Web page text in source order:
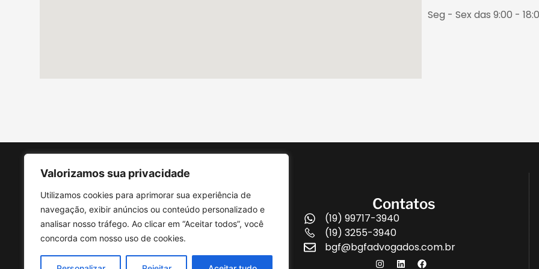
Valorizamos sua privacidade
Utilizamos cookies para aprimorar sua experiência de
navegação, exibir anúncios ou conteúdo personalizado e
analisar nosso tráfego. Ao clicar em “Aceitar todos”, você
concorda com nosso uso de cookies.
Seg - Sex das 9:00 -
Menu
HOME
SOBRE
ASSESSORIA FULL SERVICE
Contatos
(19) 99717-3940
(19) 3255-3940
bgf@bgfadvogados.com.br